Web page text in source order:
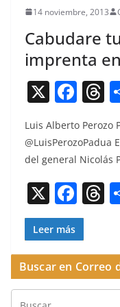
14 noviembre, 2013
Cabudare
imprenta
X F
a
c
e
b
o
o
k
T
h
a
d
s
Luis Alber­to Per­o­zo
@LuisPerozoPadua
del gen­er­al Nicolás
X F
a
c
e
b
T
h
a
d
Leer más
Buscar en Correo